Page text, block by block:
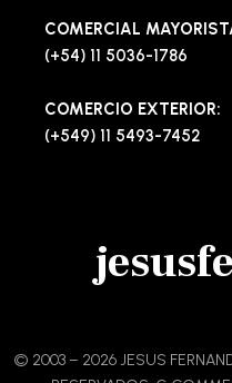
COMERCIAL
(+54) 11 5036-1786
COMERCIO EXTERIOR:
(+549) 11 5493-7452
© 2003 – 2026 JESUS